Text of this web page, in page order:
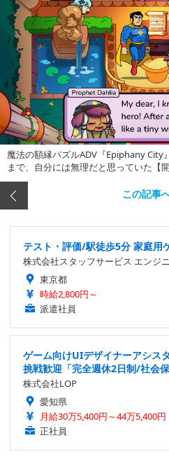
魔法の額縁パズルADV『Epiphany
まで、自分には無理だと思っていた【
この記事
テスト・評価/駅徒歩5分 家庭用
株式会社スタッフサービス エンジ
東京都
時給2,800円～
派遣社員
ゲーム向けUIデザイナーアシス
挑戦歓迎「完全週休2日制/社会
株式会社LOP
愛知県
月給30万5,400円～44万5,400円
正社員